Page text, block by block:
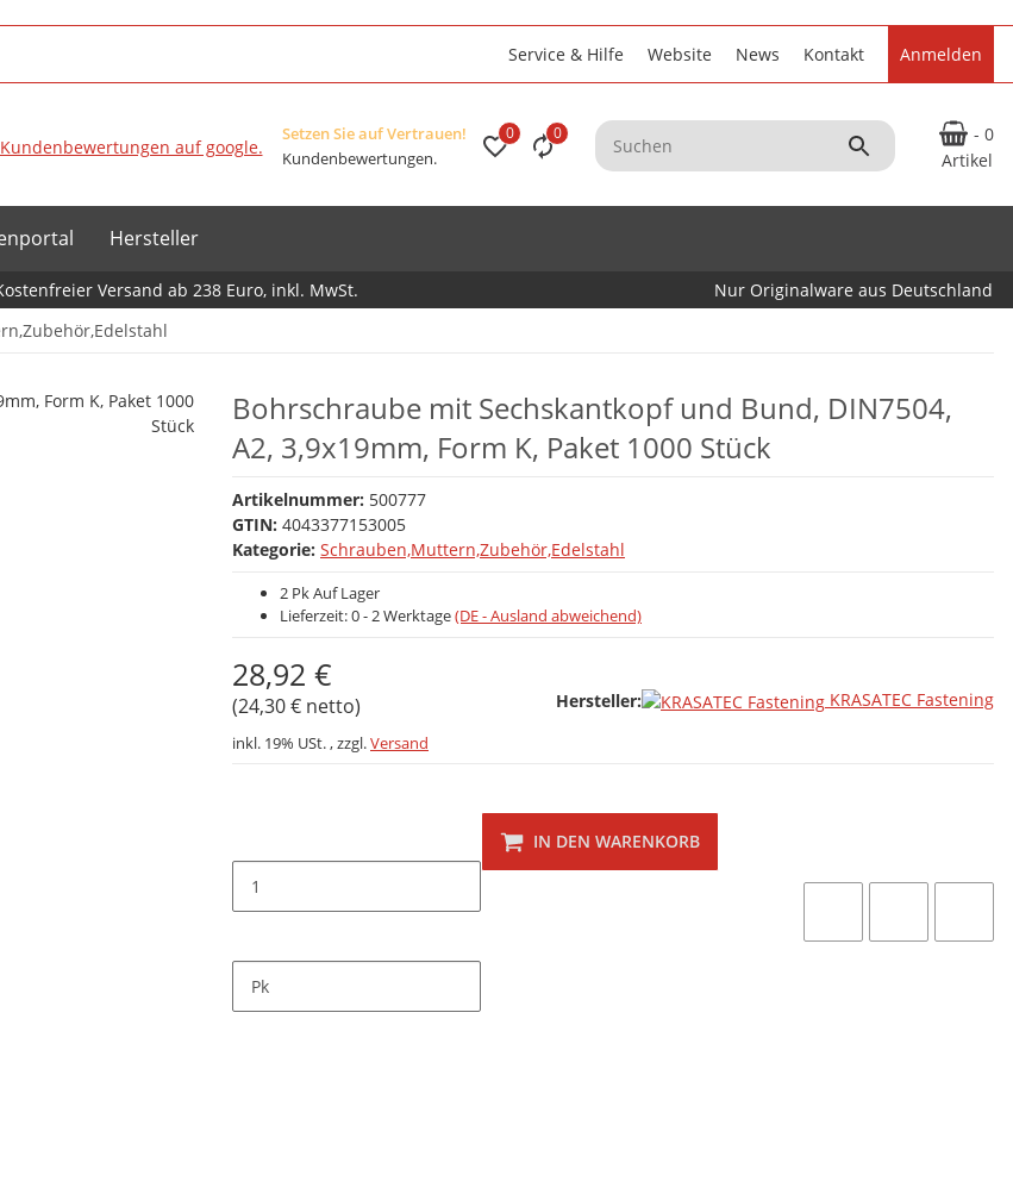
Service & Hilfe Website News Kontakt Anmelden
Setzen Sie auf Vertrauen!
Kundenbewertungen.
0 0
- 0
Artikel
Hersteller
Versand ab 238 Euro, inkl. MwSt.
Nur Originalware aus Deutschland
Bohrschraube mit Sechskantkopf und Bund, DIN7504,
A2, 3,9x19mm, Form K, Paket 1000 Stück
Artikelnummer: 500777
GTIN: 4043377153005
Kategorie: Schrauben,Muttern,Zubehör,Edelstahl
2 Pk Auf Lager
Lieferzeit:0 - 2 Werktage(DE - Ausland abweichend)
28,92 €
(24,30 € netto)
inkl. 19% USt. , zzgl.Versand
Hersteller: KRASATEC Fastening
Pk
IN DEN WARENKORB